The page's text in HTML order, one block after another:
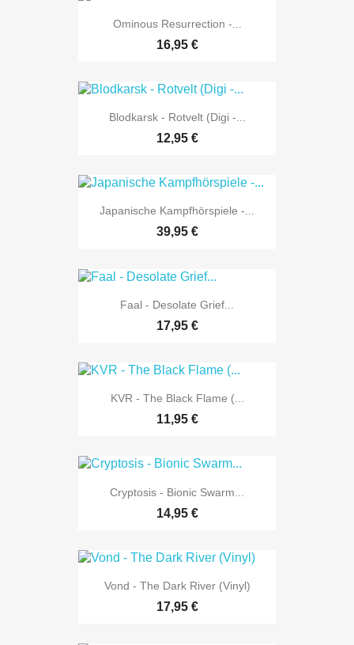
Ominous Resurrection -...
16,95 €
Blodkarsk - Rotvelt (Digi -...
12,95 €
Japanische Kampfhörspiele -...
39,95 €
Faal - Desolate Grief...
17,95 €
KVR - The Black Flame (...
11,95 €
Cryptosis - Bionic Swarm...
14,95 €
Vond - The Dark River (Vinyl)
17,95 €